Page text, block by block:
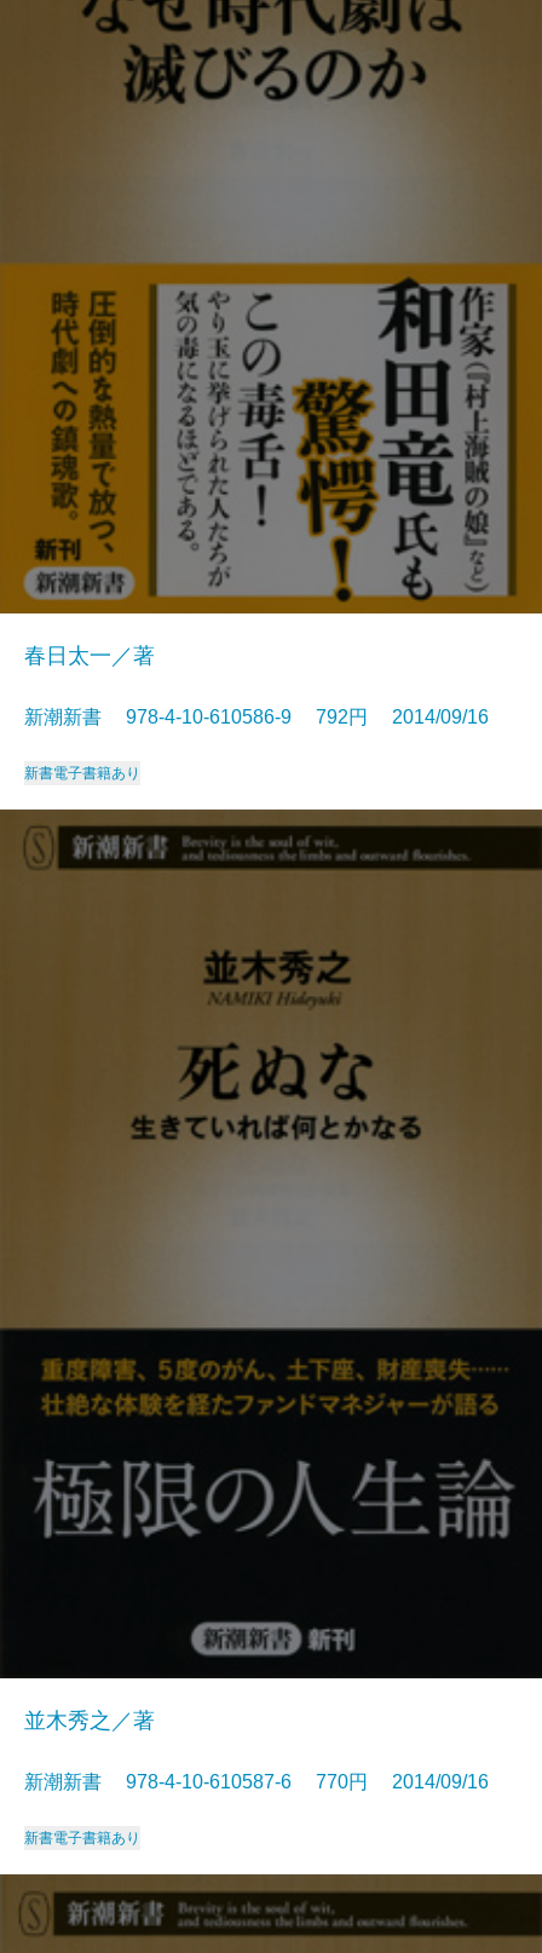
春日太一／著
新潮新書 978-4-10-610586-9 792円 2014/09/16
新書電子書籍あり
並木秀之／著
新潮新書 978-4-10-610587-6 770円 2014/09/16
新書電子書籍あり